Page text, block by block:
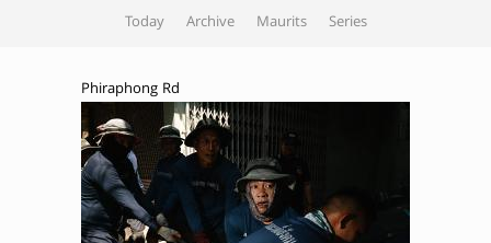
Today Archive Maurits Series
Phiraphong Rd